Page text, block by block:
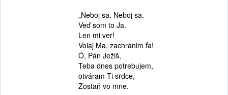
„Neboj sa. Neboj sa.
Veď som to Ja.
Len mi ver!
Volaj Ma, zachránim ťa!
Ó, Pán Ježiš,
Teba dnes potrebujem,
otváram Ti srdce,
Zostaň vo mne.